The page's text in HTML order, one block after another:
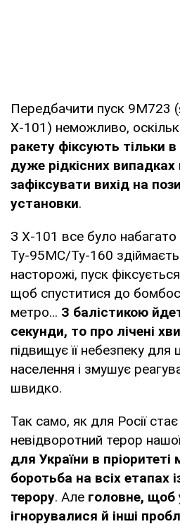
Передбачити пуск 9М723
Х-101) неможливо,
ракету фіксують тільки
дуже рідкісних
зафіксувати вихід на
установки.
З Х-101 все було набагато
Ту-95МС/Ту-160
насторожі, пуск
щоб спуститися до
метро... З балістикою
секунди, то про лічені
підвищує її небезпеку для
населення і змушує
швидко.
Так само, як для Росії
невідворотний терор
для України в пріоритеті
боротьба на всіх етапах
терору. Але головне, щоб
ігнорувалися й інші